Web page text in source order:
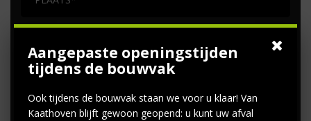
Aangepaste openingstijden
tijdens de bouwvak
Ook tijdens de bouwvak staan we voor u klaar! Van
Kaathoven blijft gewoon geopend: u kunt uw afval